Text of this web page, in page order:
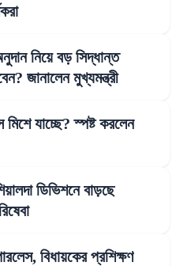
নিয়ে বড় সিদ্ধান্ত
জানালেন মুখ্যমন্ত্রী
যাচ্ছে? স্পষ্ট করলেন
ডিভিশনে বাড়ছে
বিধায়কের প্রশিক্ষণ